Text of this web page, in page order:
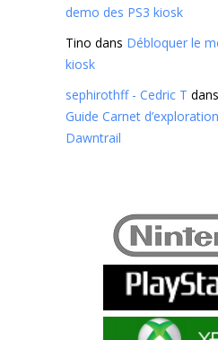
demo des PS3 kiosk
Tino dans Débloquer le
kiosk
sephirothff - Cedric T dans
Guide Carnet
Dawntrail